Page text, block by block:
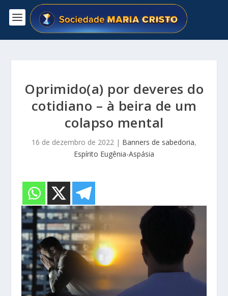
Oprimido(a) por deveres do
cotidiano – à beira de um
colapso mental
16 de dezembro de 2022 | Banners de sabedoria,
Espírito Eugênia-Aspásia